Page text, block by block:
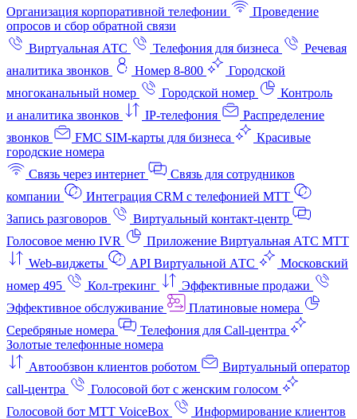
Организация корпоративной телефонии
Проведение
опросов и сбор обратной связи
Виртуальная АТС
Телефония для бизнеса
Речевая
аналитика звонков
Номер 8-800
Городской
многоканальный номер
Городской номер
Контроль
и аналитика звонков
IP-телефония
Распределение
звонков
FMC SIM-карты для бизнеса
Красивые
городские номера
Связь через интернет
Связь для сотрудников
компании
Интеграция CRM с телефонией МТТ
Запись разговоров
Виртуальный контакт‑центр
Голосовое меню IVR
Приложение Виртуальная АТС МТТ
Web-виджеты
API Виртуальной АТС
Московский
номер 495
Кол-трекинг
Эффективные продажи
Эффективное обслуживание
Платиновые номера
Серебряные номера
Телефония для Call-центра
Золотые телефонные номера
Автообзвон клиентов роботом
Виртуальный оператор
call-центра
Голосовой бот с женским голосом
Голосовой бот МТТ VoiceBox
Информирование клиентов